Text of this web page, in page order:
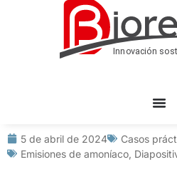
5 de abril de 2024
Casos
Emisiones de amoníaco